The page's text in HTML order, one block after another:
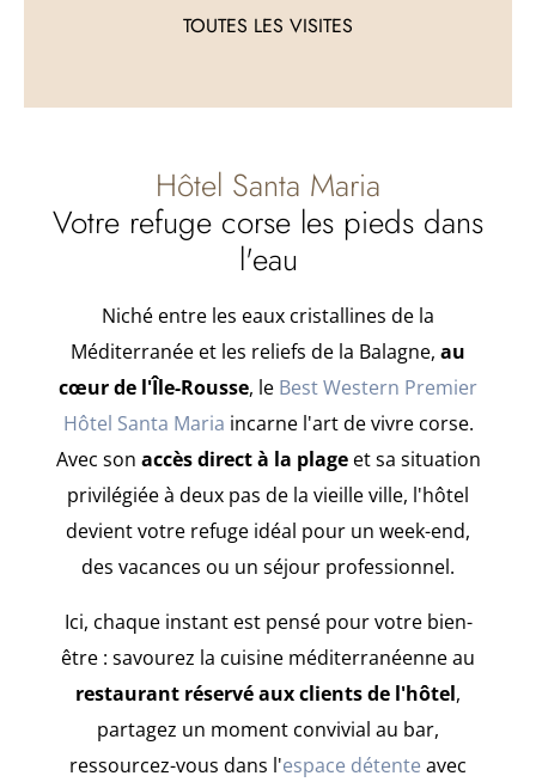
TOUTES LES VISITES
Hôtel Santa Maria
Votre refuge corse les pieds dans
l'eau
Niché entre les eaux cristallines de la
Méditerranée et les reliefs de la Balagne, au
cœur de l'Île-Rousse, le Best Western Premier
Hôtel Santa Maria incarne l'art de vivre corse.
Avec son accès direct à la plageet sa situation
privilégiée à deux pas de la vieille ville, l'hôtel
devient votre refuge idéal pour un week-end,
des vacances ou un séjour professionnel.
Ici, chaque instant est pensé pour votre bien-
être : savourez la cuisine méditerranéenne au
restaurant réservé aux clients de l'hôtel,
partagez un moment convivial au bar,
ressourcez-vous dans l'espace détente avec